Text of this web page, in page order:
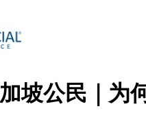
坡公民｜为